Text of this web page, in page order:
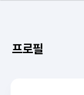
프로필